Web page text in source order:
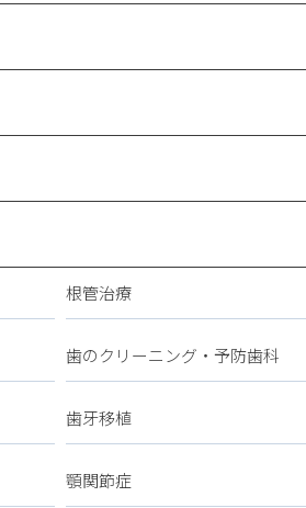
根管治療
歯のクリーニング・予防歯科
歯牙移植
顎関節症